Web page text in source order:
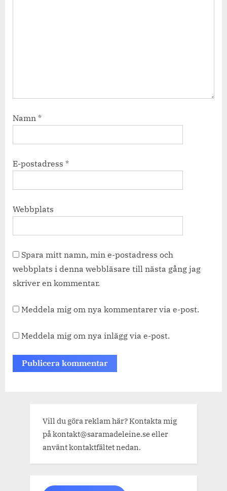
Namn *
E-postadress *
Webbplats
Spara mitt namn, min e-postadress och
webbplats i denna webbläsare till nästa gång jag
skriver en kommentar.
Meddela mig om nya kommentarer via e-post.
Meddela mig om nya inlägg via e-post.
Vill du göra reklam här? Kontakta mig
på kontakt@saramadeleine.se eller
använt kontaktfältet nedan.